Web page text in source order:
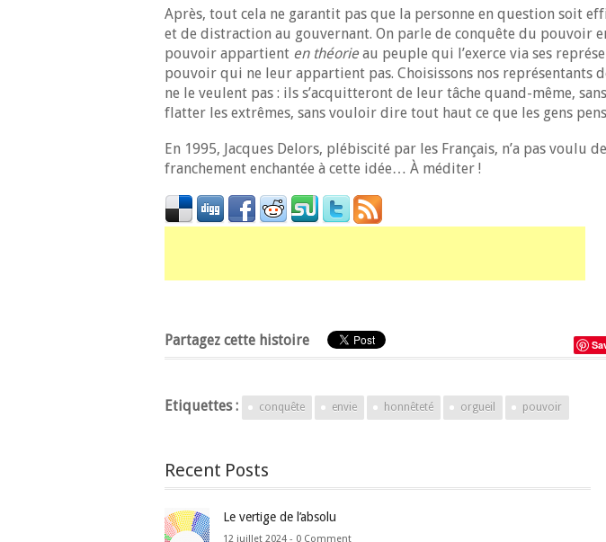
Après, tout cela ne garantit pas que la personne en question soit
et de distraction au gouvernant. On parle de conquête du pouvoir
pouvoir appartient en théorie au peuple qui l’exerce via ses
pouvoir qui ne leur appartient pas. Choisissons nos représentants
ne le veulent pas : ils s’acquitteront de leur tâche quand-même,
flatter les extrêmes, sans vouloir dire tout haut ce que les gens
En 1995, Jacques Delors, plébiscité par les Français, n’a pas
franchement enchantée à cette idée… À méditer !
Partagez cette histoire
Etiquettes : conquête envie honnêteté orgueil pouvoir
Recent Posts
Le vertige de l’absolu
12 juillet 2024 - 0 Comment